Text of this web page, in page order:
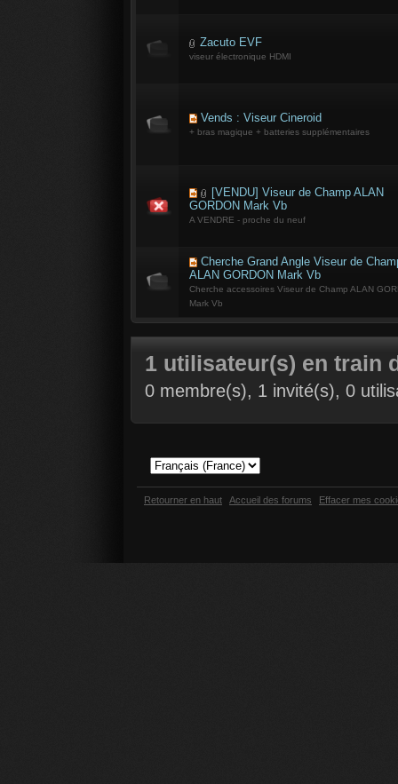
Zacuto EVF
viseur électronique HDMI
Vends : Viseur Cineroid
+ bras magique + batteries supplémentaires
[VENDU] Viseur de Champ ALAN
GORDON Mark Vb
A VENDRE - proche du neuf
Cherche Grand Angle Viseur de
ALAN GORDON Mark Vb
Cherche accessoires Viseur de Champ ALAN
Mark Vb
1 utilisateur(s) en train
0 membre(s), 1 invité(s), 0
Retourner en haut Accueil des forums Effacer mes